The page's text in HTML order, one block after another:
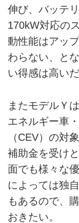
伸び、バッテ
170kW対応の
動性能はアッ
わらない、と
い得感は高いだ
またモデルＹ
エネルギー車
（CEV）の対
補助金を受け
面でも様々な
によっては独
もあるので、
おきたい。